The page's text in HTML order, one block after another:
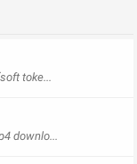
toke...
downlo...